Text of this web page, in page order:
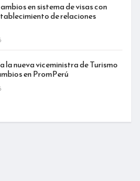
en sistema de visas con
de relaciones
la nueva viceministra de Turismo
en PromPerú